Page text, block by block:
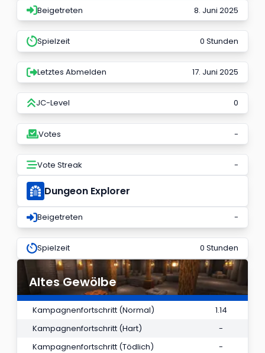
Beigetreten 8. Juni 2025
Spielzeit 0 Stunden
Letztes Abmelden 17. Juni 2025
JC-Level 0
Votes -
Vote Streak -
Dungeon Explorer
Beigetreten -
Spielzeit 0 Stunden
Altes Gewölbe
Kampagnenfortschritt (Normal)
1.14
Kampagnenfortschritt (Hart)
-
Kampagnenfortschritt (Tödlich)
-